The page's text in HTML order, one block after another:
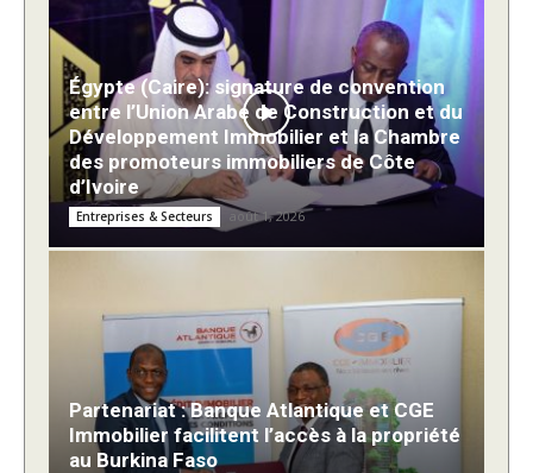
Égypte (Caire): signature de convention
entre l’Union Arabe de Construction et du
Développement Immobilier et la Chambre
des promoteurs immobiliers de Côte
d’Ivoire
Entreprises & Secteurs août 1, 2026
Partenariat : Banque Atlantique et CGE
Immobilier facilitent l’accès à la propriété
au Burkina Faso